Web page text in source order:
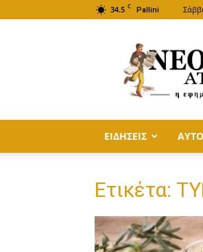
34.5 C Pallini
ΕΙΔΗΣΕΙΣ
Ετικέτα: